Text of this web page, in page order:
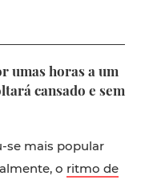
umas horas a um
cansado e sem
se mais popular
o ritmo de